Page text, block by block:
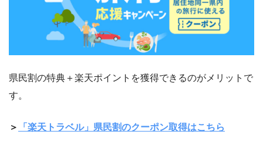
県民割の特典＋楽天ポイントを獲得できるのがメリットで
す。
＞ 「楽天トラベル」県民割のクーポン取得はこちら